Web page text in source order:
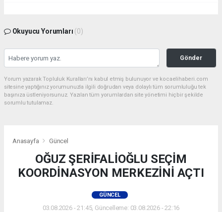
Okuyucu Yorumları (0)
Gönder
Yorum yazarak Topluluk Kuralları’nı kabul etmiş bulunuyor ve kocaelihaberi.com
sitesine yaptığınız yorumunuzla ilgili doğrudan veya dolaylı tüm sorumluluğu tek
başınıza üstleniyorsunuz. Yazılan tüm yorumlardan site yönetimi hiçbir şekilde
sorumlu tutulamaz.
Anasayfa Güncel
OĞUZ ŞERİFALİOĞLU SEÇİM
KOORDİNASYON MERKEZİNİ AÇTI
GÜNCEL
03.08.2026 - 21:45, Güncelleme: 03.08.2026 - 22:16